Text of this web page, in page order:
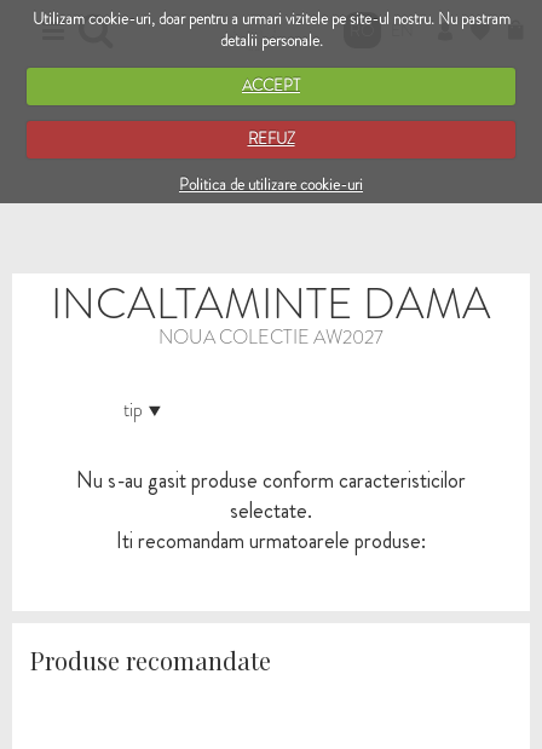
Utilizam cookie-uri, doar pentru a urmari vizitele pe site-ul nostru. Nu pastram
detalii personale.
ACCEPT
REFUZ
Politica de utilizare cookie-uri
RO EN
INCALTAMINTE DAMA
NOUA COLECTIE AW2027
tip
Nu s-au gasit produse conform caracteristicilor
selectate.
Iti recomandam urmatoarele produse:
Produse recomandate